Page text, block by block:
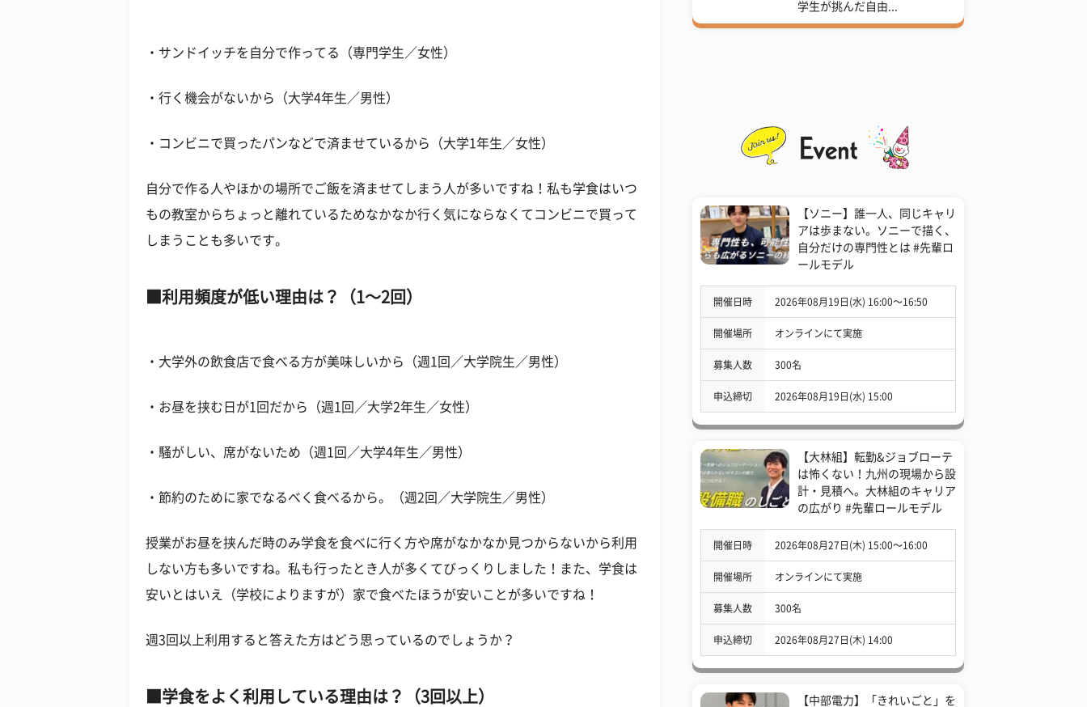
・サンドイッチを自分で作ってる（専門学生／女性）
・行く機会がないから（大学4年生／男性）
・コンビニで買ったパンなどで済ませているから（大学1年生／女性）
自分で作る人やほかの場所でご飯を済ませてしまう人が多いですね！私も学食はいつ
もの教室からちょっと離れているためなかなか行く気にならなくてコンビニで買って
しまうことも多いです。
利用頻度が低い理由は？（1～2回）
・大学外の飲食店で食べる方が美味しいから（週1回／大学院生／男性）
・お昼を挟む日が1回だから（週1回／大学2年生／女性）
・騒がしい、席がないため（週1回／大学4年生／男性）
・節約のために家でなるべく食べるから。（週2回／大学院生／男性）
授業がお昼を挟んだ時のみ学食を食べに行く方や席がなかなか見つからないから利用
しない方も多いですね。私も行ったとき人が多くてびっくりしました！また、学食は
安いとはいえ（学校によりますが）家で食べたほうが安いことが多いですね！
週3回以上利用すると答えた方はどう思っているのでしょうか？
学食をよく利用している理由は？（3回以上）
学生が挑んだ自由...
【ソニー】誰一人、同じキャリ
アは歩まない。ソニーで描く、
自分だけの専門性とは #先輩ロ
ールモデル
開催日時 2026年08月19日(水) 16:00〜16:50
開催場所 オンラインにて実施
募集人数 300名
申込締切 2026年08月19日(水) 15:00
【大林組】転勤&ジョブローテ
は怖くない！九州の現場から設
計・見積へ。大林組のキャリア
の広がり #先輩ロールモデル
開催日時 2026年08月27日(木) 15:00〜16:00
開催場所 オンラインにて実施
募集人数 300名
申込締切 2026年08月27日(木) 14:00
【中部電力】「きれいごと」を